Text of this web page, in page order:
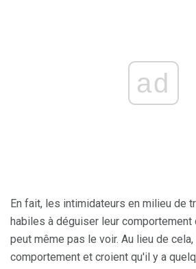
ad
En fait, les intimidateurs en milieu de
habiles à déguiser leur comportement
peut même pas le voir. Au lieu de
comportement et croient qu'il y a